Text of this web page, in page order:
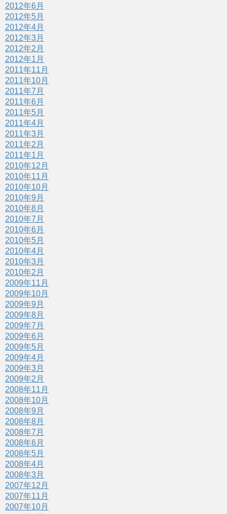
2012年6月
2012年5月
2012年4月
2012年3月
2012年2月
2012年1月
2011年11月
2011年10月
2011年7月
2011年6月
2011年5月
2011年4月
2011年3月
2011年2月
2011年1月
2010年12月
2010年11月
2010年10月
2010年9月
2010年8月
2010年7月
2010年6月
2010年5月
2010年4月
2010年3月
2010年2月
2009年11月
2009年10月
2009年9月
2009年8月
2009年7月
2009年6月
2009年5月
2009年4月
2009年3月
2009年2月
2008年11月
2008年10月
2008年9月
2008年8月
2008年7月
2008年6月
2008年5月
2008年4月
2008年3月
2007年12月
2007年11月
2007年10月